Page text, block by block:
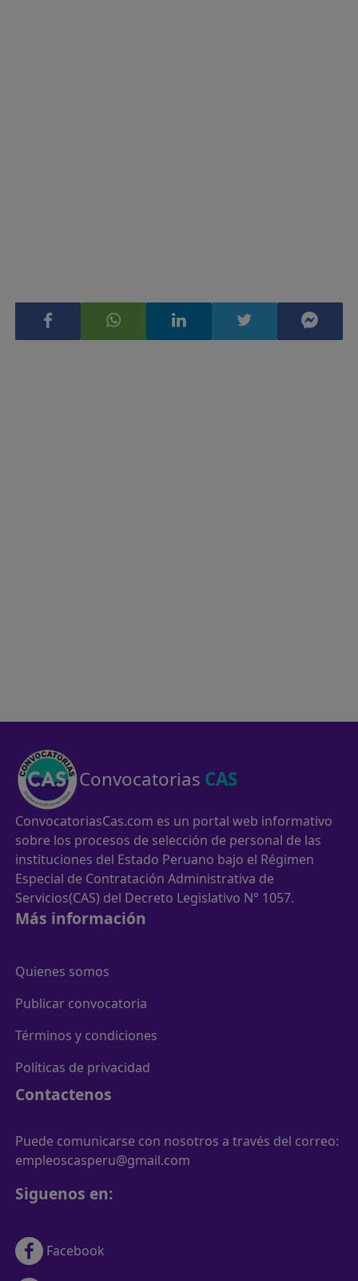
Convocatorias CAS
ConvocatoriasCas.com es un portal web informativo
sobre los procesos de selección de personal de las
instituciones del Estado Peruano bajo el Régimen
Especial de Contratación Administrativa de
Servicios(CAS) del Decreto Legislativo N° 1057.
Más información
Quienes somos
Publicar convocatoria
Términos y condiciones
Políticas de privacidad
Contactenos
Puede comunicarse con nosotros a través del correo:
empleoscasperu@gmail.com
Siguenos en:
Facebook